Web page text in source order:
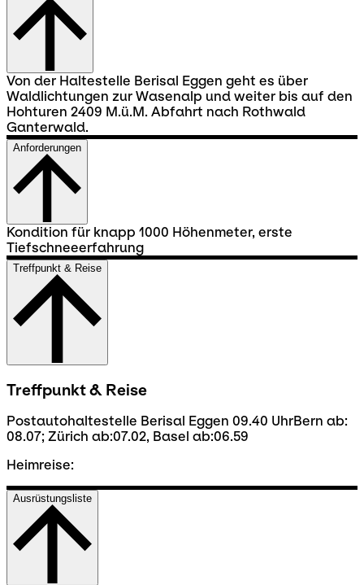
Von der Haltestelle Berisal Eggen geht es über
Waldlichtungen zur Wasenalp und weiter bis auf den
Hohturen 2409 M.ü.M. Abfahrt nach Rothwald
Ganterwald.
Anforderungen
Kondition für knapp 1000 Höhenmeter, erste
Tiefschneeerfahrung
Treffpunkt & Reise
Treffpunkt & Reise
Postautohaltestelle Berisal Eggen 09.40 UhrBern ab:
08.07; Zürich ab:07.02, Basel ab:06.59
Heimreise:
Ausrüstungsliste